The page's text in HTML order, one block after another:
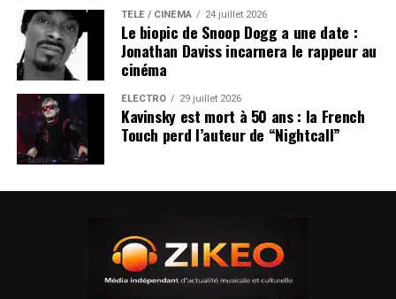
TÉLÉ / CINÉMA 24 juillet 2026
Le biopic de Snoop Dogg a une date :
Jonathan Daviss incarnera le rappeur au
cinéma
ÉLECTRO 29 juillet 2026
Kavinsky est mort à 50 ans : la French
Touch perd l’auteur de “Nightcall”